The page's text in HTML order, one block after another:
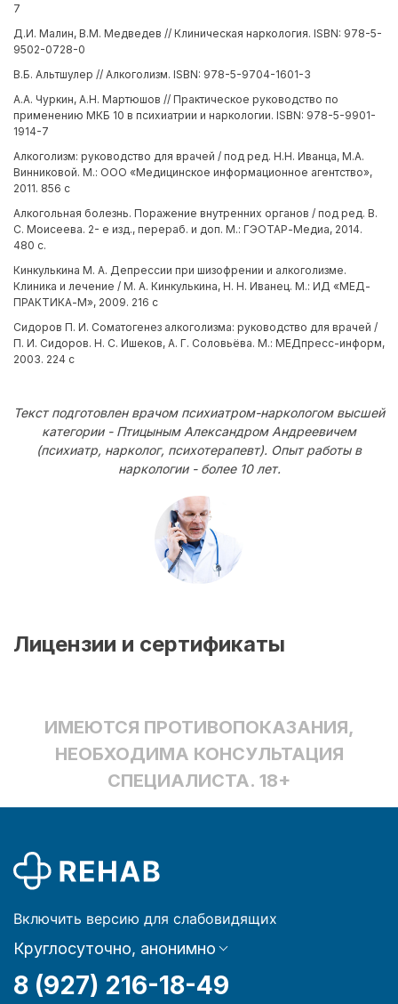
7
Д.И. Малин, В.М. Медведев // Клиническая наркология. ISBN: 978-5-
9502-0728-0
В.Б. Альтшулер // Алкоголизм. ISBN: 978-5-9704-1601-3
А.А. Чуркин, А.Н. Мартюшов // Практическое руководство по
применению МКБ 10 в психиатрии и наркологии. ISBN: 978-5-9901-
1914-7
Алкоголизм: руководство для врачей / под ред. Н.Н. Иванца, М.А.
Винниковой. М.: ООО «Медицинское информационное агентство»,
2011. 856 с
Алкогольная болезнь. Поражение внутренних органов / под ред. В.
С. Моисеева. 2- е изд., перераб. и доп. М.: ГЭОТАР-Медиа, 2014.
480 с.
Кинкулькина М. А. Депрессии при шизофрении и алкоголизме.
Клиника и лечение / М. А. Кинкулькина, Н. Н. Иванец. М.: ИД «МЕД-
ПРАКТИКА-М», 2009. 216 с
Сидоров П. И. Соматогенез алкоголизма: руководство для врачей /
П. И. Сидоров. Н. С. Ишеков, А. Г. Соловьёва. М.: МЕДпресс-информ,
2003. 224 с
Текст подготовлен врачом психиатром-наркологом высшей
категории - Птицыным Александром Андреевичем
(психиатр, нарколог, психотерапевт). Опыт работы в
наркологии - более 10 лет.
Лицензии и сертификаты
ИМЕЮТСЯ ПРОТИВОПОКАЗАНИЯ,
НЕОБХОДИМА КОНСУЛЬТАЦИЯ
СПЕЦИАЛИСТА. 18+
Включить версию для слабовидящих
Круглосуточно, анонимно
8 (927) 216-18-49